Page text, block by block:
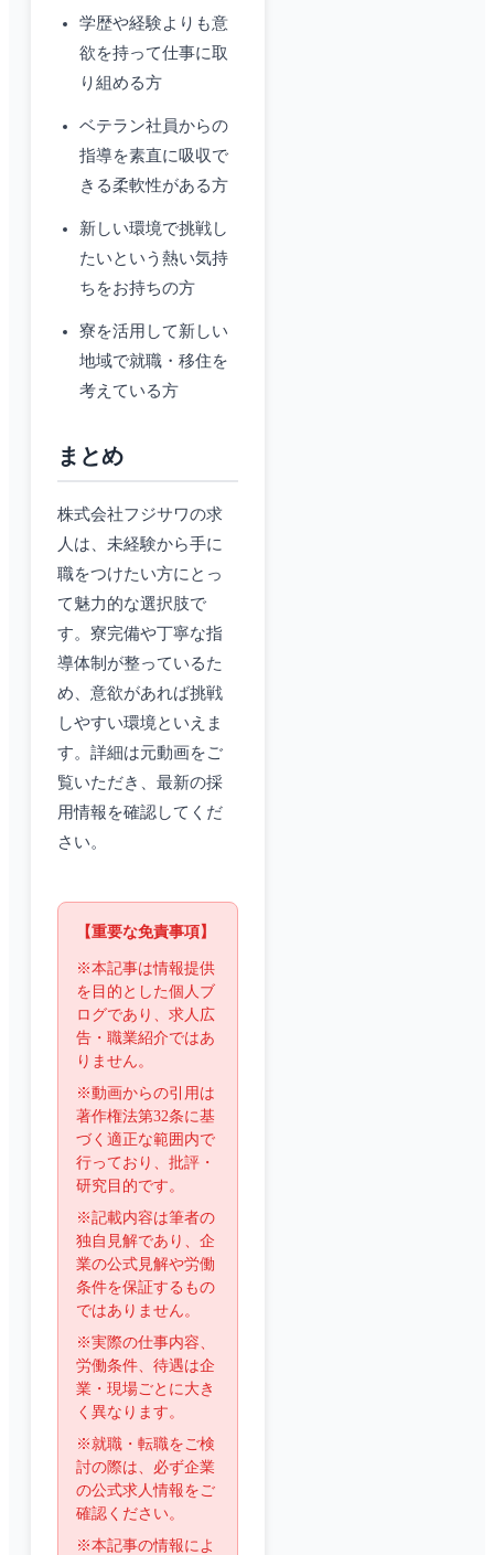
学歴や経験よりも意
欲を持って仕事に取
り組める方
ベテラン社員からの
指導を素直に吸収で
きる柔軟性がある方
新しい環境で挑戦し
たいという熱い気持
ちをお持ちの方
寮を活用して新しい
地域で就職・移住を
考えている方
まとめ
株式会社フジサワの求
人は、未経験から手に
職をつけたい方にとっ
て魅力的な選択肢で
す。寮完備や丁寧な指
導体制が整っているた
め、意欲があれば挑戦
しやすい環境といえま
す。詳細は元動画をご
覧いただき、最新の採
用情報を確認してくだ
さい。
【重要な免責事項】
※本記事は情報提供
を目的とした個人ブ
ログであり、求人広
告・職業紹介ではあ
りません。
※動画からの引用は
著作権法第32条に基
づく適正な範囲内で
行っており、批評・
研究目的です。
※記載内容は筆者の
独自見解であり、企
業の公式見解や労働
条件を保証するもの
ではありません。
※実際の仕事内容、
労働条件、待遇は企
業・現場ごとに大き
く異なります。
※就職・転職をご検
討の際は、必ず企業
の公式求人情報をご
確認ください。
※本記事の情報によ